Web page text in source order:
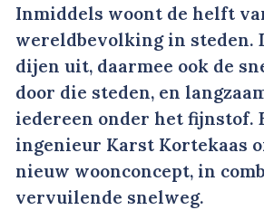
Inmiddels woont de helft
wereldbevolking in steden.
dijen uit, daarmee ook de
door die steden, en
iedereen onder het fijnstof.
ingenieur Karst Kortekaas
nieuw woonconcept, in
vervuilende snelweg.